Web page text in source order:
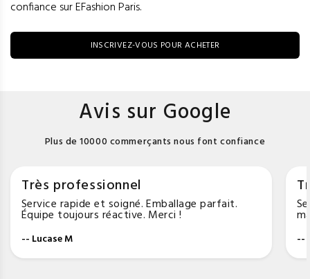
confiance sur EFashion Paris.
INSCRIVEZ-VOUS POUR ACHETER
Avis sur Google
Plus de 10000 commerçants nous font confiance
Très professionnel
Service rapide et soigné. Emballage parfait.
Équipe toujours réactive. Merci !
-- Lucase M --